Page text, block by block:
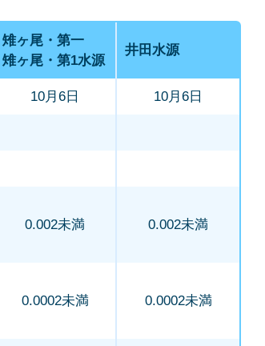
雉ヶ尾・第一
雉ヶ尾・第1水源
井田水源
10月6日 10月6日
0.002未満 0.002未満
0.0002未満 0.0002未満